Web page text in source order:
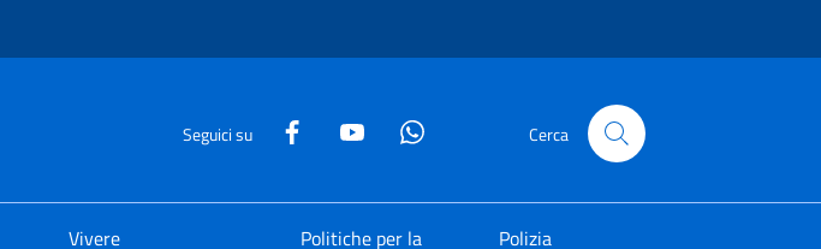
Seguici su Cerca
Vivere
Politiche per la
Polizia